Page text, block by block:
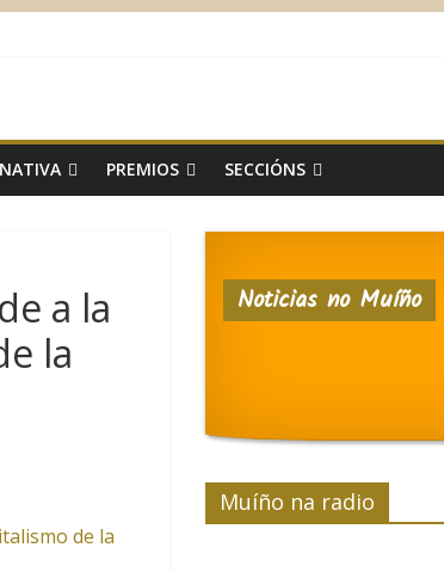
PREMIOS SECCIÓNS
a la
la
de la
Noticias no Muíño
Muíño na radio